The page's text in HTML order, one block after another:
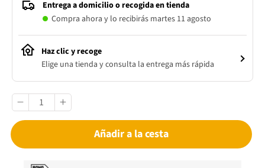
Entrega a domicilio o recogida en tienda
Compra ahora y lo recibirás martes 11 agosto
Haz clic y recoge
Elige una tienda y consulta la entrega más rápida
Añadir a la cesta